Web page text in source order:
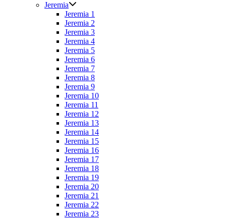
Jeremia
Jeremia 1
Jeremia 2
Jeremia 3
Jeremia 4
Jeremia 5
Jeremia 6
Jeremia 7
Jeremia 8
Jeremia 9
Jeremia 10
Jeremia 11
Jeremia 12
Jeremia 13
Jeremia 14
Jeremia 15
Jeremia 16
Jeremia 17
Jeremia 18
Jeremia 19
Jeremia 20
Jeremia 21
Jeremia 22
Jeremia 23